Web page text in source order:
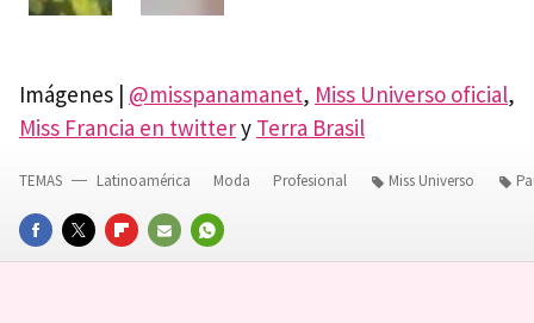
Imágenes | @misspanamanet, Miss Universo oficial,
Miss Francia en twittery Terra Brasil
FACEBOOKTWITTERFLIPBOARD
E-
WHATSAPP
TEMAS Latinoamérica Moda Profesional Miss Universo